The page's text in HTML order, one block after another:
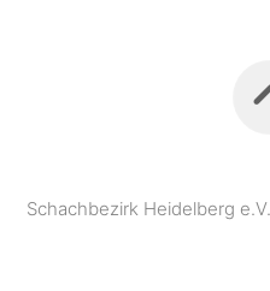
Schachbezirk Heidelberg